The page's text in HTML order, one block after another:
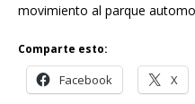
movimiento al parque
Comparte esto:
Facebook X